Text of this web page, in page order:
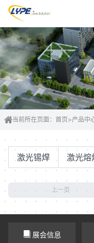
当前所在页面： 首页>产品中
激光锡焊 激光熔
上一页
展会信息